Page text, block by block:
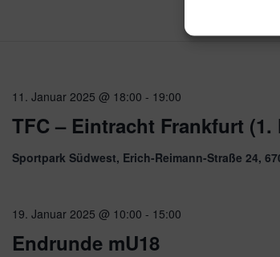
TFC – Eintracht Frankfurt (1.
11. Januar 2025 @ 18:00 - 19:00
Sportpark Südwest, Erich-Reimann-Straße 24,
Endrunde mU18
19. Januar 2025 @ 10:00 - 15:00